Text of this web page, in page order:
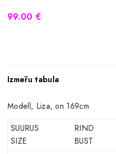
99.00 €
Izmēru tabula
Modell, Liza, on 169cm
SUURUS
SIZE
RIND
BUST